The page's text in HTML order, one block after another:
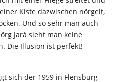
Kiste dazwischen nörgelt,
Und so sehr man auch
Jará sieht man keine
Die Illusion ist perfekt!
sich der 1959 in Flensburg